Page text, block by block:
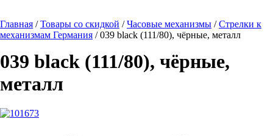
Главная /Товары со скидкой /Часовые механизмы /Стрелки к
механизмам Германия / 039 black (111/80), чёрные, металл
039 black (111/80), чёрные,
металл